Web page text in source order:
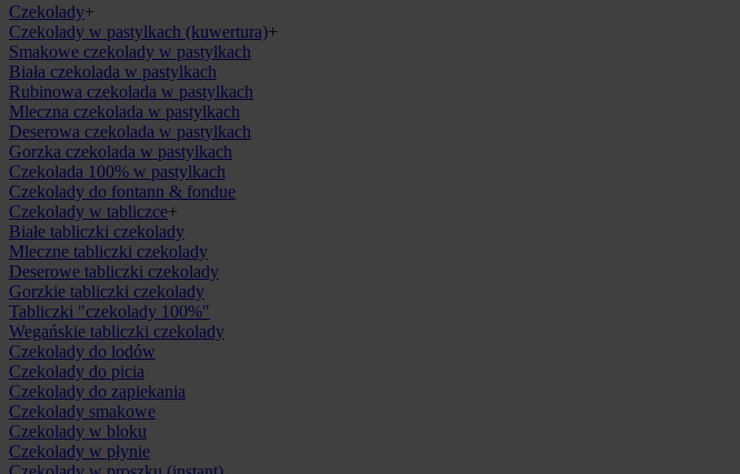
Czekolady+
Czekolady w pastylkach (kuwertura)+
Smakowe czekolady w pastylkach
Biała czekolada w pastylkach
Rubinowa czekolada w pastylkach
Mleczna czekolada w pastylkach
Deserowa czekolada w pastylkach
Gorzka czekolada w pastylkach
Czekolada 100% w pastylkach
Czekolady do fontann & fondue
Czekolady w tabliczce+
Białe tabliczki czekolady
Mleczne tabliczki czekolady
Deserowe tabliczki czekolady
Gorzkie tabliczki czekolady
Tabliczki "czekolady 100%"
Wegańskie tabliczki czekolady
Czekolady do lodów
Czekolady do picia
Czekolady do zapiekania
Czekolady smakowe
Czekolady w bloku
Czekolady w płynie